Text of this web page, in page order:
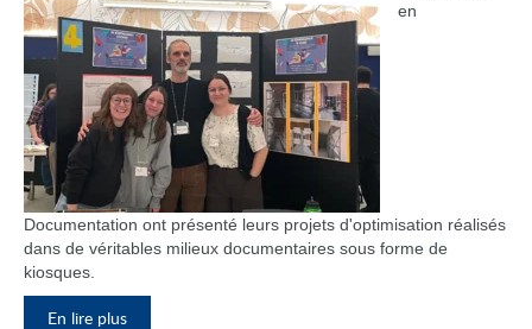
en
Documentation ont présenté leurs projets d'optimisation réalisés
dans de véritables milieux documentaires sous forme de
kiosques.
En lire plus